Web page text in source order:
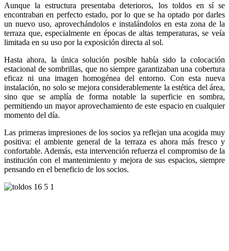
Aunque la estructura presentaba deterioros, los toldos en sí se
encontraban en perfecto estado, por lo que se ha optado por darles
un nuevo uso, aprovechándolos e instalándolos en esta zona de la
terraza que, especialmente en épocas de altas temperaturas, se veía
limitada en su uso por la exposición directa al sol.
Hasta ahora, la única solución posible había sido la colocación
estacional de sombrillas, que no siempre garantizaban una cobertura
eficaz ni una imagen homogénea del entorno. Con esta nueva
instalación, no solo se mejora considerablemente la estética del área,
sino que se amplía de forma notable la superficie en sombra,
permitiendo un mayor aprovechamiento de este espacio en cualquier
momento del día.
Las primeras impresiones de los socios ya reflejan una acogida muy
positiva: el ambiente general de la terraza es ahora más fresco y
confortable. Además, esta intervención refuerza el compromiso de la
institución con el mantenimiento y mejora de sus espacios, siempre
pensando en el beneficio de los socios.